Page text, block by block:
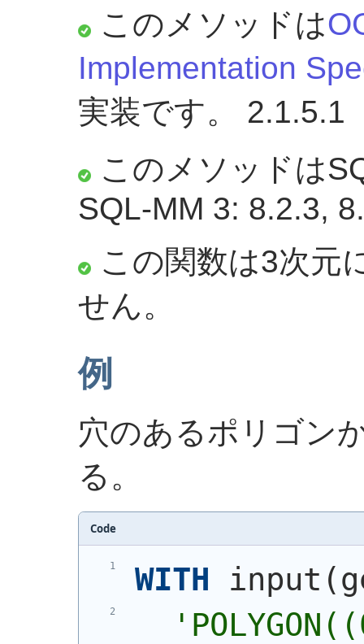
このメソッドは
Implementation
実装です。 2.1.5.1
このメソッドは
SQL-MM 3: 8.2.3,
この関数は3次元
せん。
例
穴のあるポリゴン
る。
Code
WITH input (
'